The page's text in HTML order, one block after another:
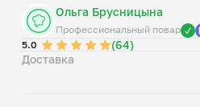
Ольга Брусницына
Профессиональный повар
5.0
(64)
Доставка